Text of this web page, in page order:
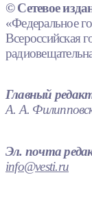
© Сетевое
«Федеральное
Всероссийская
Главный
А. А.
Эл. почта
info@vesti.ru